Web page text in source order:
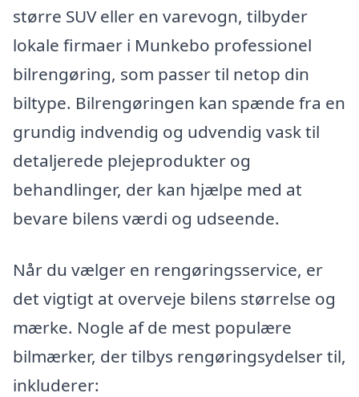
større SUV eller en varevogn, tilbyder
lokale firmaer i Munkebo professionel
bilrengøring, som passer til netop din
biltype. Bilrengøringen kan spænde fra en
grundig indvendig og udvendig vask til
detaljerede plejeprodukter og
behandlinger, der kan hjælpe med at
bevare bilens værdi og udseende.
Når du vælger en rengøringsservice, er
det vigtigt at overveje bilens størrelse og
mærke. Nogle af de mest populære
bilmærker, der tilbys rengøringsydelser til,
inkluderer: